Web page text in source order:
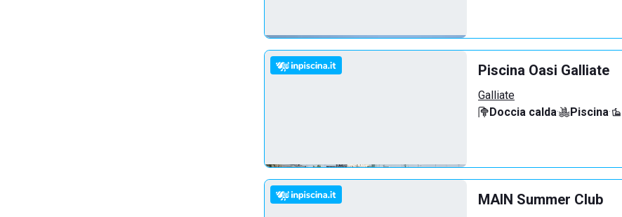
Piscina Oasi Galliate
Galliate
Doccia calda· Piscina·
MAIN Summer Club